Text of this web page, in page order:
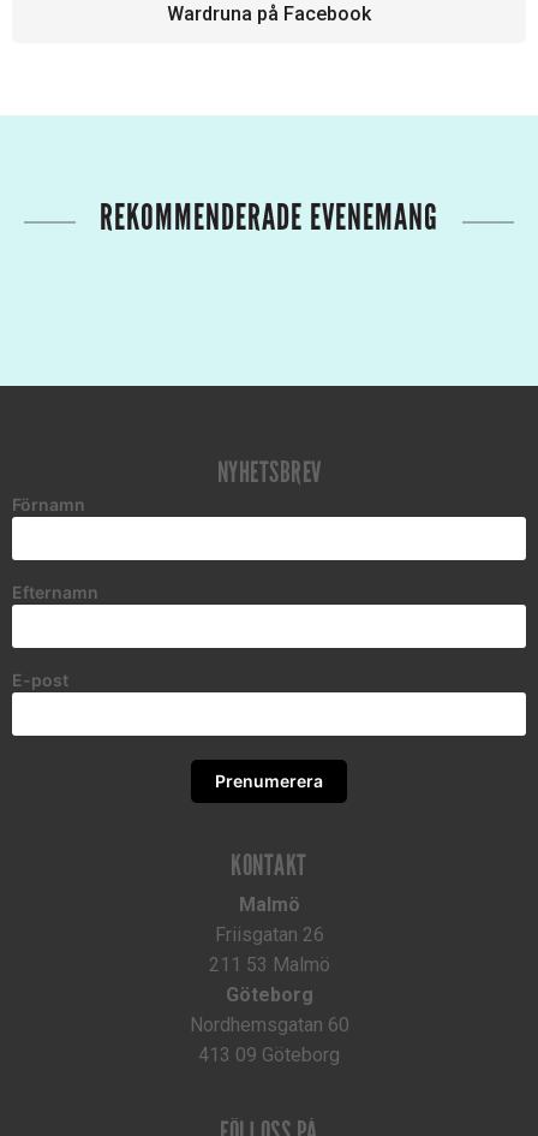
Wardruna på Facebook
REKOMMENDERADE EVENEMANG
NYHETSBREV
Förnamn
Efternamn
E-post
Prenumerera
KONTAKT
Malmö
Friisgatan 26
211 53 Malmö
Göteborg
Nordhemsgatan 60
413 09 Göteborg